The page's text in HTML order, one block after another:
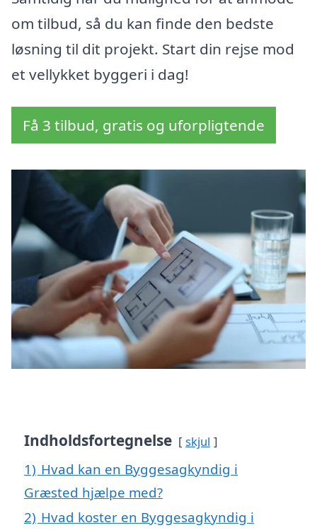
om tilbud, så du kan finde den bedste
løsning til dit projekt. Start din rejse mod
et vellykket byggeri i dag!
Få 3 tilbud, gratis og uforpligtende
Indholdsfortegnelse skjul
1) Hvad kan en Byggesagkyndig i
Græsted hjælpe med?
2) Hvad koster en Byggesagkyndig i